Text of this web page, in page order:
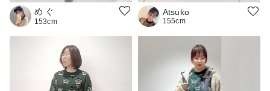
め ぐ
153cm
Atsuko
155cm